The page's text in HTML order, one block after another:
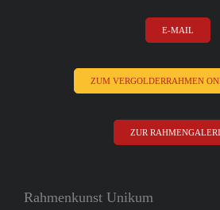
E-MAIL
ZUM VERGOLDERRAHMEN
ZUR
Rahmenkunst Unikum